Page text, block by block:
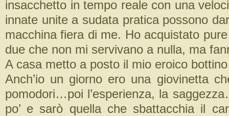
insacchetto in tempo reale con una
innate unite a sudata pratica possono
macchina fiera di me. Ho acquistato
due che non mi servivano a nulla, ma
A casa metto a posto il mio eroico
Anch’io un giorno ero una giovinetta
pomodori…poi l’esperienza, la
po’ e sarò quella che sbattacchia il